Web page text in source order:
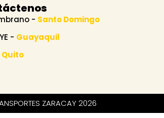
- Santo Domingo
- Guayaquil
Quito
ZARACAY 2026